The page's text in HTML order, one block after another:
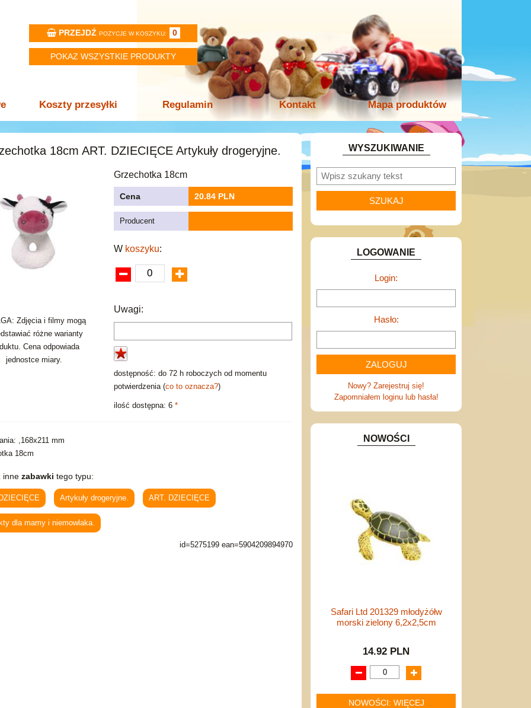
PRZEJDŹ POZYCJE W KOSZYKU: 0
POKAZ WSZYSTKIE PRODUKTY
Koszty przesyłki Regulamin Kontakt Mapa produktów
18cm ART. DZIECIĘCE Artykuły drogeryjne.
Zdjęcia i filmy mogą
różne warianty
Cena odpowiada
jednostce miary.
Grzechotka 18cm
Cena 20.84 PLN
Producent
W koszyku:
Uwagi:
dostępność: do 72 h roboczych od momentu
potwierdzenia (co to oznacza?)
ilość dostępna: 6 *
,168x211 mm
18cm
inne zabawki tego typu:
Artykuły drogeryjne. ART. DZIECIĘCE
dla mamy i niemowlaka.
id=5275199 ean=5904209894970
WYSZUKIWANIE
LOGOWANIE
Login:
Hasło:
Nowy? Zarejestruj się!
Zapomniałem loginu lub hasła!
NOWOŚCI
Safari Ltd 201329 młodyżółw
morski zielony 6,2x2,5cm
14.92 PLN
NOWOŚCI: WIĘCEJ